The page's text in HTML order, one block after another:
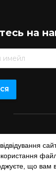
на
Beer.UA ©
матеріалів з
систем
що вам